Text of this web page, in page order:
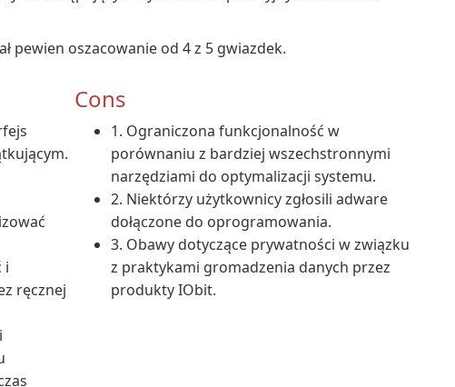
pewien oszacowanie od 4 z 5 gwiazdek.
i
ręcznej
Cons
1. Ograniczona funkcjonalność w
porównaniu z bardziej wszechstronnymi
narzędziami do optymalizacji systemu.
2. Niektórzy użytkownicy zgłosili adware
dołączone do oprogramowania.
3. Obawy dotyczące prywatności w związku
z praktykami gromadzenia danych przez
produkty IObit.